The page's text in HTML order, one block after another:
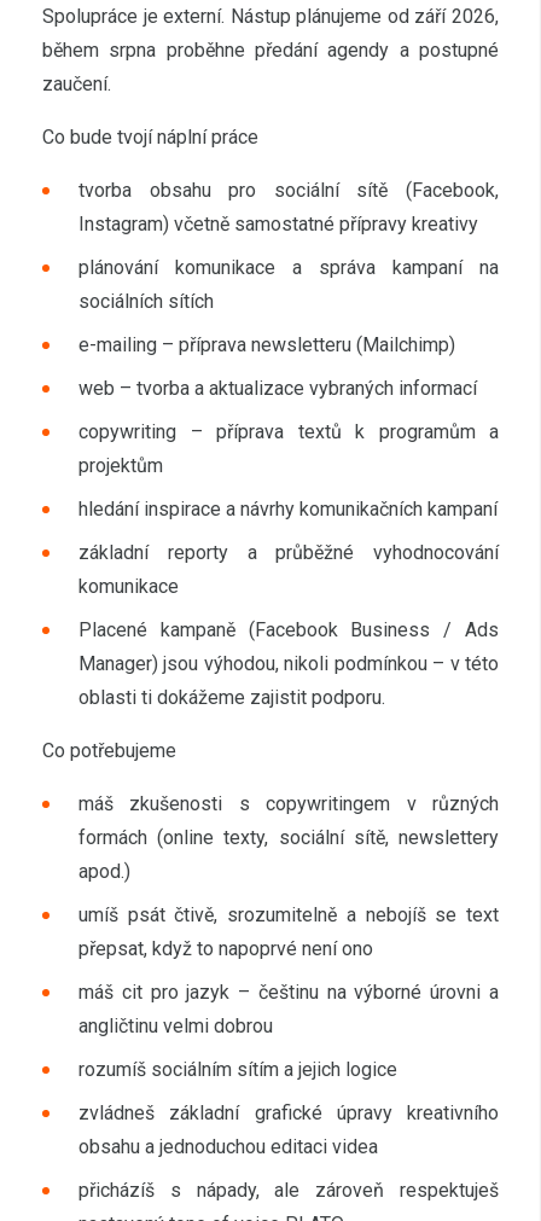
Spolupráce je externí. Nástup plánujeme od září 2026,
během srpna proběhne předání agendy a postupné
zaučení.
Co bude tvojí náplní práce
tvorba obsahu pro sociální sítě (Facebook,
Instagram) včetně samostatné přípravy kreativy
plánování komunikace a správa kampaní na
sociálních sítích
e-mailing – příprava newsletteru (Mailchimp)
web – tvorba a aktualizace vybraných informací
copywriting – příprava textů k programům a
projektům
hledání inspirace a návrhy komunikačních kampaní
základní reporty a průběžné vyhodnocování
komunikace
Placené kampaně (Facebook Business / Ads
Manager) jsou výhodou, nikoli podmínkou – v této
oblasti ti dokážeme zajistit podporu.
Co potřebujeme
máš zkušenosti s copywritingem v různých
formách (online texty, sociální sítě, newslettery
apod.)
umíš psát čtivě, srozumitelně a nebojíš se text
přepsat, když to napoprvé není ono
máš cit pro jazyk – češtinu na výborné úrovni a
angličtinu velmi dobrou
rozumíš sociálním sítím a jejich logice
zvládneš základní grafické úpravy kreativního
obsahu a jednoduchou editaci videa
přicházíš s nápady, ale zároveň respektuješ